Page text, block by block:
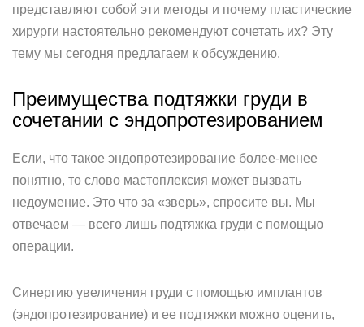
представляют собой эти методы и почему пластические
хирурги настоятельно рекомендуют сочетать их? Эту
тему мы сегодня предлагаем к обсуждению.
Преимущества подтяжки груди в
сочетании с эндопротезированием
Если, что такое эндопротезирование более-менее
понятно, то слово мастоплексия может вызвать
недоумение. Это что за «зверь», спросите вы. Мы
отвечаем — всего лишь подтяжка груди с помощью
операции.
Синергию увеличения груди с помощью имплантов
(эндопротезирование) и ее подтяжки можно оценить,